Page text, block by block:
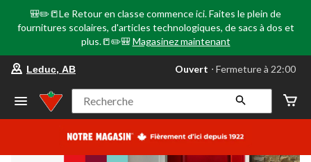
🎒✏️📒Le Retour en classe commence ici. Faites le plein de
fournitures scolaires, d'articles technologiques, de sacs à dos et
plus.📒✏️🎒 Magasinez maintenant
votre
préféré
Leduc,
AB,
courament
Fermeture
Leduc, AB Ouvert ⋅ Fermeture à 22:00
Recherche